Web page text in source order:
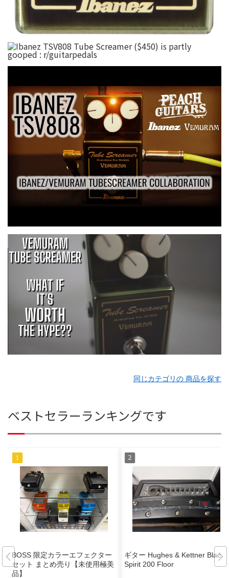
同じカテゴリの 商品を探す
ベストセラーランキングです
BOSS 限定カラーエフェクター
セット まとめ売り【未使用極美
品】
ギター Hughes & Kettner Black
Spirit 200 Floor